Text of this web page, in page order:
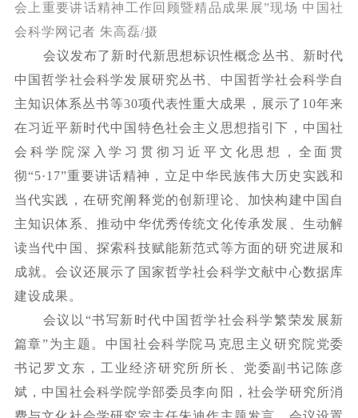
会上重要讲话精神工作回顾暨精品成果展”现场 中国社
会科学网记者 朱高磊/摄
会议发布了新时代新思想标识性概念丛书、新时代
中国哲学社会科学发展研究丛书、中国哲学社会科学自
主知识体系丛书等30项代表性重大成果，展示了10年来
在习近平新时代中国特色社会主义思想指引下，中国社
会科学院深入学习贯彻习近平文化思想，全面贯
彻“5·17”重要讲话精神，立足中华民族伟大历史实践和
当代实践，在研究阐释党的创新理论、加快构建中国自
主知识体系、推动中华优秀传统文化传承发展、生动解
读当代中国、探索科技赋能新范式等方面的研究进展和
成就。会议还展示了国家哲学社会科学文献中心数据库
建设成果。
会议以“书写新时代中国哲学社会科学繁荣发展新
篇章”为主题。中国社会科学院马克思主义研究院党委
书记罗文东，工业经济研究所所长、党委副书记陈彦
斌，中国社会科学院学部委员李向阳，社会学研究所消